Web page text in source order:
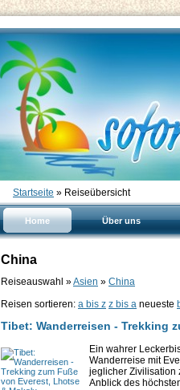
Startseite » Reiseübersicht
Home Über uns
China
Reiseauswahl »Asien » China
Reisen sortieren: a bis z z bis a neueste
Tibet: Wanderreisen - Trekking
Ein wahrer
Wanderreise mit
jeglicher Zivilisation
Anblick des